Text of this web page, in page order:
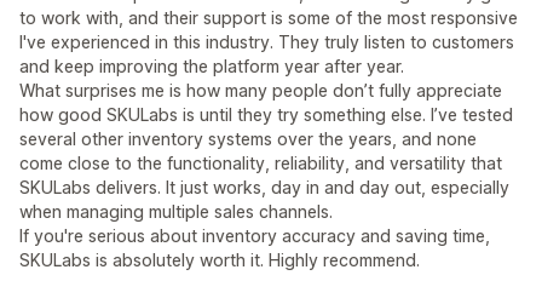
to work with, and their support is some of the most responsive
I've experienced in this industry. They truly listen to customers
and keep improving the platform year after year.
What surprises me is how many people don’t fully appreciate
how good SKULabs is until they try something else. I’ve tested
several other inventory systems over the years, and none
come close to the functionality, reliability, and versatility that
SKULabs delivers. It just works, day in and day out, especially
when managing multiple sales channels.
If you're serious about inventory accuracy and saving time,
SKULabs is absolutely worth it. Highly recommend.